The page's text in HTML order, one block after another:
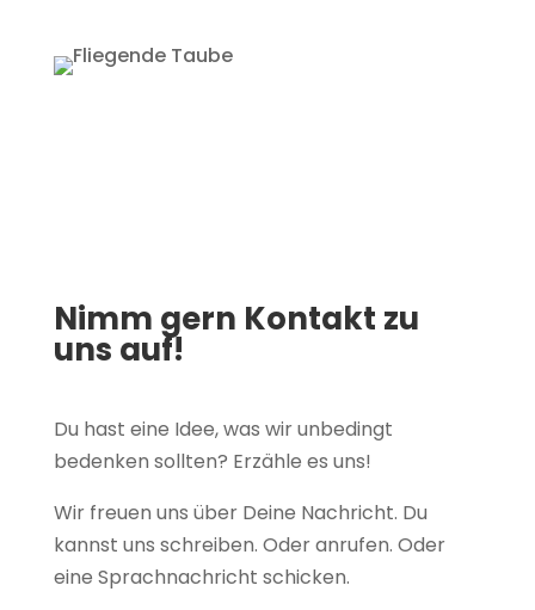
Nimm gern Kontakt zu
uns auf!
Du hast eine Idee, was wir unbedingt
bedenken sollten? Erzähle es uns!
Wir freuen uns über Deine Nachricht. Du
kannst uns schreiben. Oder anrufen. Oder
eine Sprachnachricht schicken.